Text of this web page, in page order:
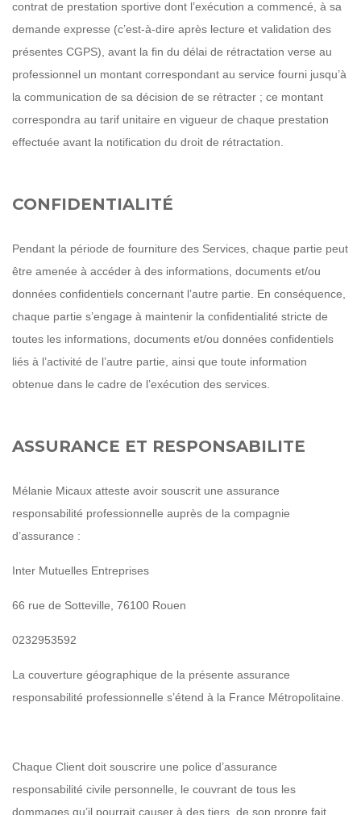
contrat de prestation sportive dont l’exécution a commencé, à sa
demande expresse (c’est-à-dire après lecture et validation des
présentes CGPS), avant la fin du délai de rétractation verse au
professionnel un montant correspondant au service fourni jusqu’à
la communication de sa décision de se rétracter ; ce montant
correspondra au tarif unitaire en vigueur de chaque prestation
effectuée avant la notification du droit de rétractation.
CONFIDENTIALITÉ
Pendant la période de fourniture des Services, chaque partie peut
être amenée à accéder à des informations, documents et/ou
données confidentiels concernant l’autre partie. En conséquence,
chaque partie s’engage à maintenir la confidentialité stricte de
toutes les informations, documents et/ou données confidentiels
liés à l’activité de l’autre partie, ainsi que toute information
obtenue dans le cadre de l’exécution des services.
ASSURANCE ET RESPONSABILITE
Mélanie Micaux atteste avoir souscrit une assurance
responsabilité professionnelle auprès de la compagnie
d’assurance :
Inter Mutuelles Entreprises
66 rue de Sotteville, 76100 Rouen
0232953592
La couverture géographique de la présente assurance
responsabilité professionnelle s’étend à la France Métropolitaine.
Chaque Client doit souscrire une police d’assurance
responsabilité civile personnelle, le couvrant de tous les
dommages qu’il pourrait causer à des tiers, de son propre fait,